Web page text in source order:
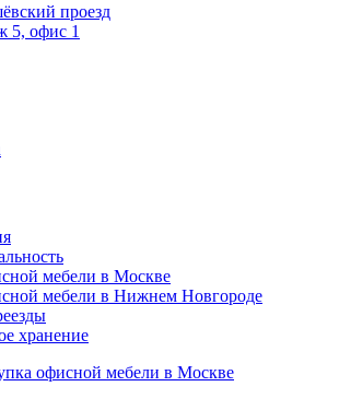
проезд
5, офис 1
мебели в Москве
мебели в Нижнем Новгороде
хранение
офисной мебели в Москве